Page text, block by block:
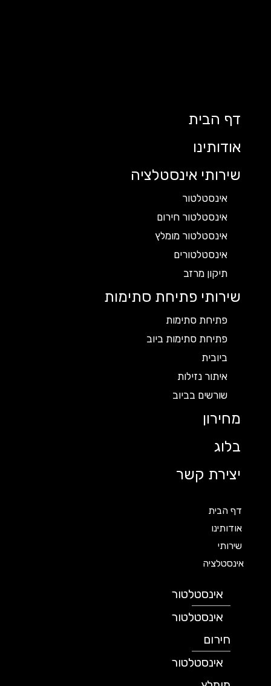
דף הבית
אודותינו
שירותי אינסטלציה
אינסטלטור
אינסטלטור חירום
אינסטלטור מומלץ
אינסטלטורים
תיקון מרזב
שירותי פתיחת סתימות
פתיחת סתימות
פתיחת סתימות ביוב
ביובית
איתור נזילות
שורשים בביוב
מחירון
בלוג
יצירת קשר
דף הבית
אודותינו
שירותי
אינסטלציה
אינסטלטור
אינסטלטור
חירום
אינסטלטור